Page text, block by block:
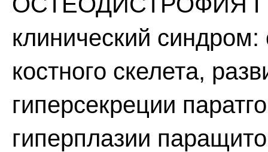
клинический
костного скелета,
гиперсекреции
гиперплазии